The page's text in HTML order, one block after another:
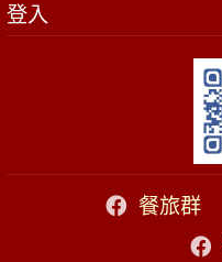
登入
餐旅群